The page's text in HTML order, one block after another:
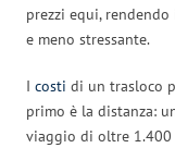
prezzi equi,
e meno stressante.
I costi di un trasloco
primo è la distanza:
viaggio di oltre 1.400